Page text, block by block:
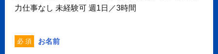
力仕事なし 未経験可 週1日／3時間
必 須 お名前